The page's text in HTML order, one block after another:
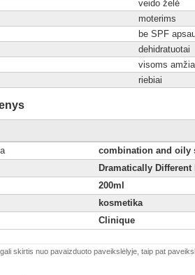
veido želė
moterims
be SPF
dehidratuotai
visoms
riebiai
combination and oily
Dramatically
200ml
kosmetika
Clinique
skirtis nuo pavaizduoto paveikslėlyje, taip pat